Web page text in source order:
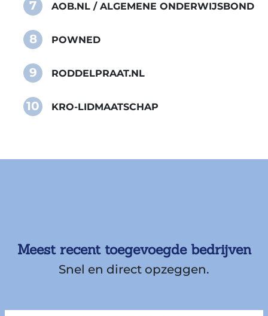
7 AOB.NL / ALGEMENE ONDERWIJSBOND
8 POWNED
9 RODDELPRAAT.NL
10 KRO-LIDMAATSCHAP
Meest recent toegevoegde bedrijven
Snel en direct opzeggen.